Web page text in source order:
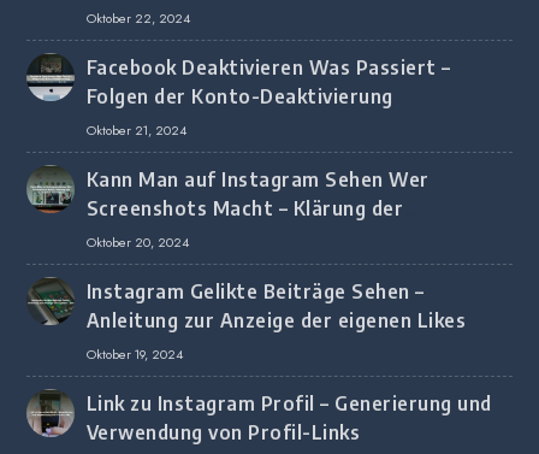
Browser
Oktober 22, 2024
Facebook Deaktivieren Was Passiert –
Folgen der Konto-Deaktivierung
Oktober 21, 2024
Kann Man auf Instagram Sehen Wer
Screenshots Macht – Klärung der
Screenshot-Erkennung
Oktober 20, 2024
Instagram Gelikte Beiträge Sehen –
Anleitung zur Anzeige der eigenen Likes
Oktober 19, 2024
Link zu Instagram Profil – Generierung und
Verwendung von Profil-Links